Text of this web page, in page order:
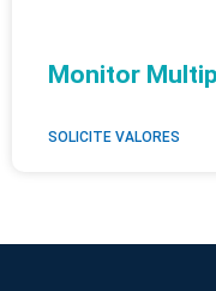
Monitor
SOLICITE VALORES